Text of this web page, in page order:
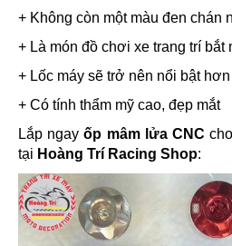
+ Không còn một màu đen chán
+ Là món đồ chơi xe trang trí bắt
+ Lốc máy sẽ trở nên nổi bật hơn
+ Có tính thẩm mỹ cao, đẹp mắt
Lắp ngayốp mâm lửa CNC
tại Hoàng Trí Racing Shop: